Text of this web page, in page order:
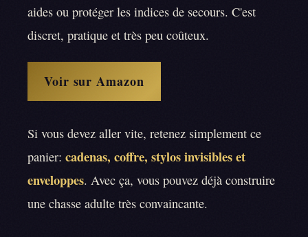
aides ou protéger les indices de secours. C'est
discret, pratique et très peu coûteux.
Voir sur Amazon
Si vous devez aller vite, retenez simplement ce
panier: cadenas, coffre, stylos invisibles et
enveloppes. Avec ça, vous pouvez déjà construire
une chasse adulte très convaincante.